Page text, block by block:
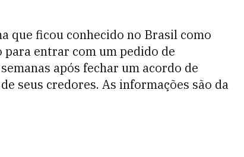
que ficou conhecido no Brasil como
para entrar com um pedido de
após fechar um acordo de
seus credores. As informações são da